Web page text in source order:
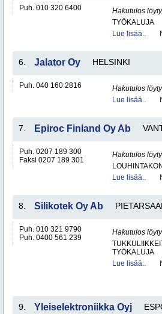
Puh. 010 320 6400
Hakutulos
TYÖKALUJA
Lue lisää..
6. Jalator Oy HELSINKI
Puh. 040 160 2816
Hakutulos
Lue lisää..
7. Epiroc Finland Oy Ab
Puh. 0207 189 300
Faksi 0207 189 301
Hakutulos
Lue lisää..
8. Silikotek Oy Ab
Puh. 010 321 9790
Puh. 0400 561 239
Hakutulos
TYÖKALUJA
Lue lisää..
9. Yleiselektroniikka Oyj